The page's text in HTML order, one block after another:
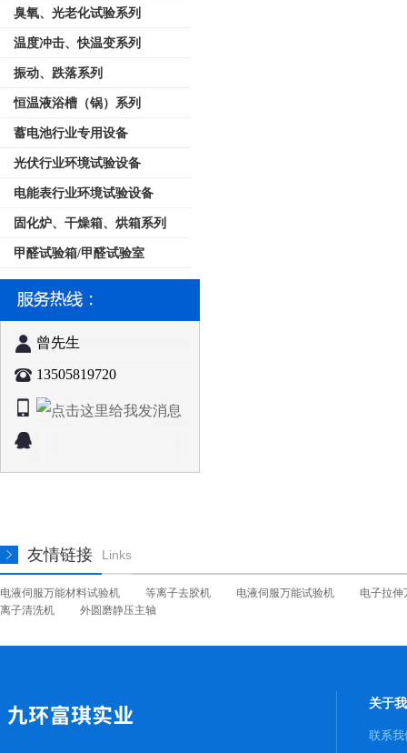
臭氧、光老化试验系列
温度冲击、快温变系列
振动、跌落系列
恒温液浴槽（锅）系列
蓄电池行业专用设备
光伏行业环境试验设备
电能表行业环境试验设备
固化炉、干燥箱、烘箱系列
甲醛试验箱/甲醛试验室
曾先生
13505819720
友情链接 Links
电液伺服万能材料试验机 等离子去胶机 电液伺服万能试验机
电子拉伸
离子清洗机
外圆磨静压主轴
关于
联系我